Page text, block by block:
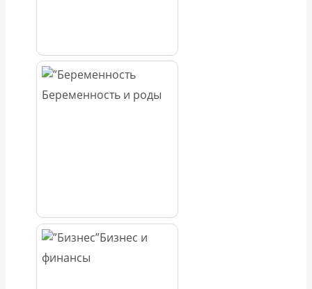
Беременность и роды
Бизнес и
финансы